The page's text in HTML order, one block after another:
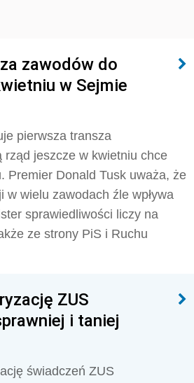
zawodów do
w Sejmie
pierwsza transza
rząd jeszcze w kwietniu chce
Premier Donald Tusk uważa, że
w wielu zawodach źle wpływa
sprawiedliwości liczy na
ze strony PiS i Ruchu
ZUS
i taniej
świadczeń ZUS